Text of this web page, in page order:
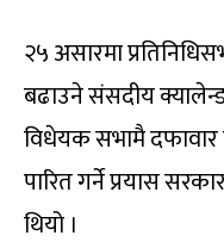
२५ असारमा
बढाउने संसदीय
विधेयक सभामै
पारित गर्ने प्रयास
थियो ।